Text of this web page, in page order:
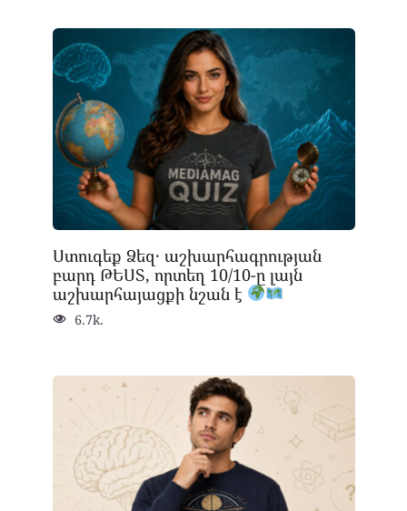
Ստուգեք Ձեզ․ աշխարհագրության
բարդ ԹԵՍՏ, որտեղ 10/10-ը լայն
աշխարհայացքի նշան է
6.7k.